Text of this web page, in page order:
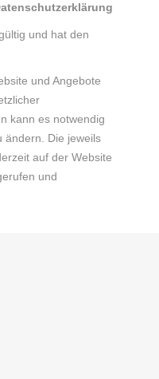
und hat den
und Angebote
kann es notwendig
ändern. Die jeweils
auf der Website
und